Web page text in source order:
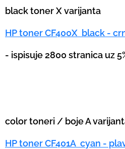
black toner X varijanta
HP toner CF400X black -
- ispisuje 2800 stranica uz
color toneri / boje A
HP toner CF401A cyan -